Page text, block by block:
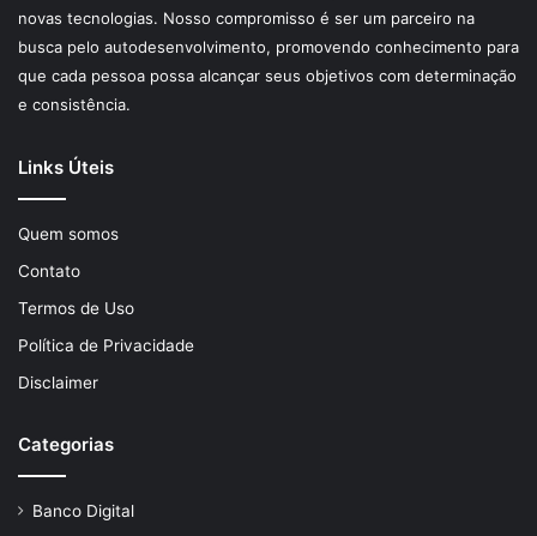
novas tecnologias. Nosso compromisso é ser um parceiro na
busca pelo autodesenvolvimento, promovendo conhecimento para
que cada pessoa possa alcançar seus objetivos com determinação
e consistência.
Links Úteis
Quem somos
Contato
Termos de Uso
Política de Privacidade
Disclaimer
Categorias
Banco Digital